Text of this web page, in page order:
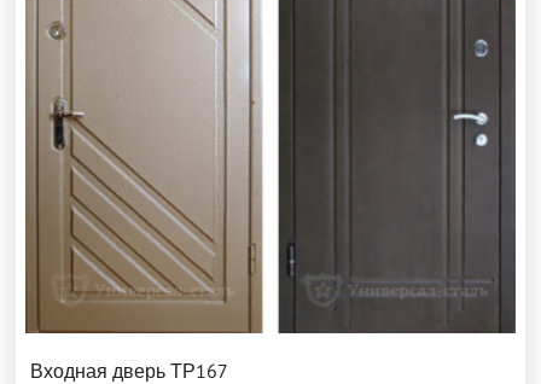
Входная дверь ТР167